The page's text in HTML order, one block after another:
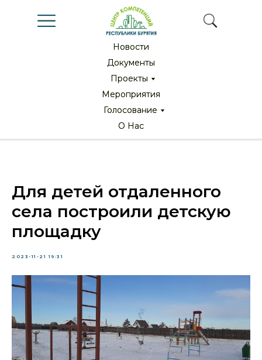
Новости
Новости
Документы
Документы
Мероприятия
Мероприятия
Проекты
Проекты
О Нас
О Нас
Голосование
Голосование
Для детей отдаленного
села построили детскую
площадку
2023-11-21 19:31